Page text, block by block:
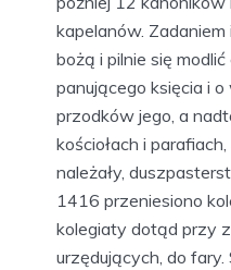
kapelanów. Zadaniem
bożą i pilnie się
panującego księcia i
przodków jego, a
kościołach i
należały,
1416 przeniesiono
kolegiaty dotąd przy
urzędujących, do